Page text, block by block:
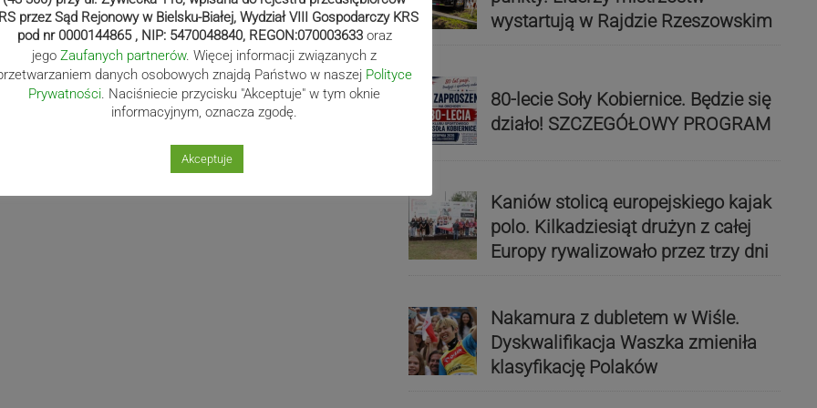
Banku Polskiego, zdjęcia kręcono także we wnętrzach
23 maja. W polskich kinach „Ojczyzna” pojawi się 19
wystartują w Rajdzie Rzeszowskim
80-lecie Soły Kobiernice. Będzie się
działo! SZCZEGÓŁOWY PROGRAM
Kaniów stolicą europejskiego kajak
polo. Kilkadziesiąt drużyn z całej
Europy rywalizowało przez trzy dni
Nakamura z dubletem w Wiśle.
Dyskwalifikacja Waszka zmieniła
klasyfikację Polaków
przez Sąd Rejonowy w Bielsku-Białej, Wydział VIII Gospodarczy KRS
pod nr 0000144865 , NIP: 5470048840, REGON:070003633 oraz
jego Zaufanych partnerów. Więcej informacji związanych z
danych osobowych znajdą Państwo w naszej Polityce
Prywatności . Naciśniecie przycisku "Akceptuje" w tym oknie
informacyjnym, oznacza zgodę.
Akceptuje